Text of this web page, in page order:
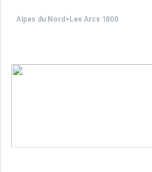
Sites CSE & Groupes
Alpes du Nord > Les Arcs 1800